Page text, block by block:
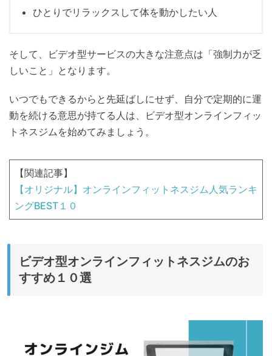
ひとりでリラックスして体を動かしたい人
そして、ビデオ型サービスの大きな注意点は「強制力が乏
しいこと」となります。
いつでもできるからと先延ばしにせず、自分で定期的に運
動を続ける意思が持てる人は、ビデオ型オンラインフィッ
トネスジムを始めてみましょう。
【関連記事】
【オリジナル】オンラインフィットネスジム人気ランキ
ングBEST１０
ビデオ型オンラインフィットネスジムのお
すすめ１０選